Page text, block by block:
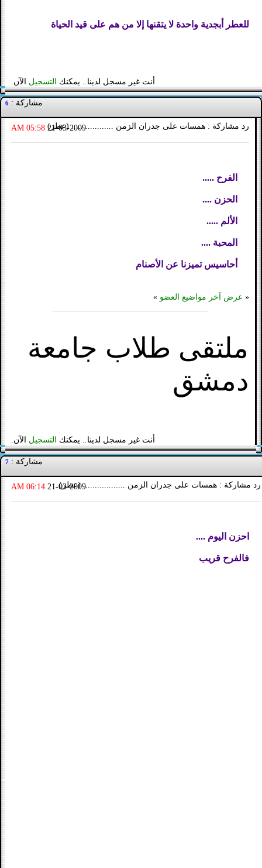
للعطر أبجدية واحدة لا يتقنها إلا من هم على قيد الحياة
أنت غير مسجل لدينا.. يمكنك التسجيل الآن.
مشاركة : 6
رد مشاركة : همسات على جدران الزمن .................. (عطر)
21-03-2009
05:58 AM
الفرح .....
الحزن ....
الألم .....
المحبة ....
أحاسيس تميزنا عن الأصنام
« عرض آخر مواضيع العضو »
ملتقى طلاب جامعة
دمشق
أنت غير مسجل لدينا.. يمكنك التسجيل الآن.
مشاركة : 7
رد مشاركة : همسات على جدران الزمن .................. (عطر)
21-03-2009
06:14 AM
احزن اليوم ....
فالفرح قريب